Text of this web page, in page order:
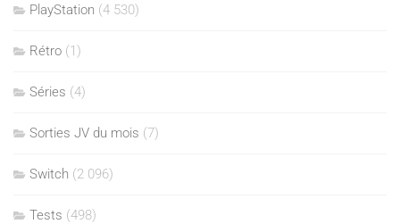
PlayStation (4 530)
Rétro (1)
Séries (4)
Sorties JV du mois (7)
Switch (2 096)
Tests (498)